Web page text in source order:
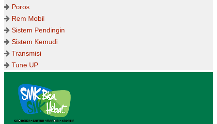
Poros
Rem Mobil
Sistem Pendingin
Sistem Kemudi
Transmisi
Tune UP